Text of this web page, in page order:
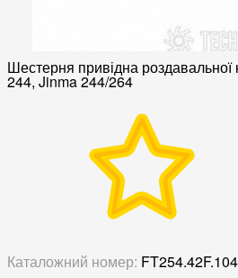
Шестерня привідна
244, Jinma 244/264
Каталожний номер: FT254.42F.104